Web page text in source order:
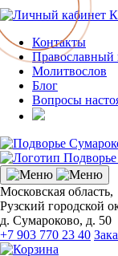
Контакты
Православный
Молитвослов
Блог
Вопросы
Московская область,
Рузский городской
д. Сумароково, д. 50
+7 903 770 23 40